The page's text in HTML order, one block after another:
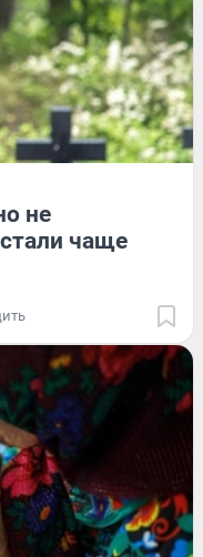
не
чаще